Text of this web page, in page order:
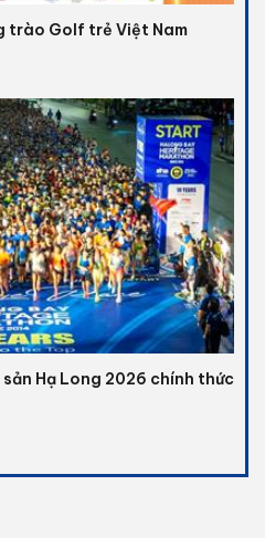
trào Golf trẻ Việt Nam
Hạ Long 2026 chính thức